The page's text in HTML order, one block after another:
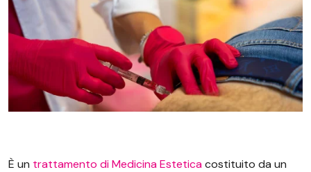
È un trattamento di Medicina Esteticacostituito da un